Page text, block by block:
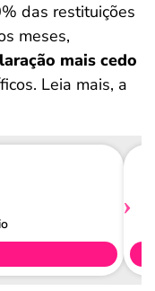
das restituições
meses,
mais cedo
Leia mais, a